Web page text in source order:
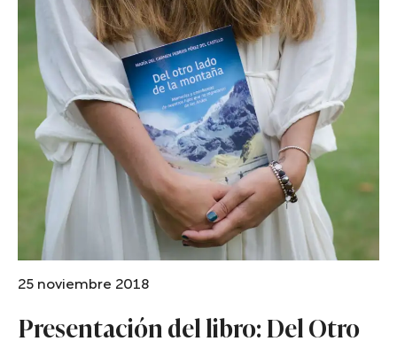
25 noviembre 2018
Presentación del libro: Del Otro